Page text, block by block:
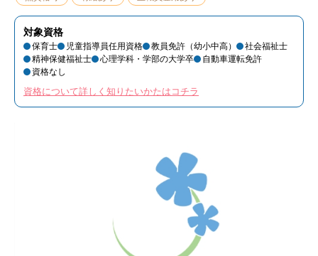
対象資格
保育士 児童指導員任用資格 教員免許（幼小中高）
社会福祉士
精神保健福祉士
心理学科・学部の大学卒
自動車運転免許
資格なし
資格について詳しく知りたいかたはコチラ